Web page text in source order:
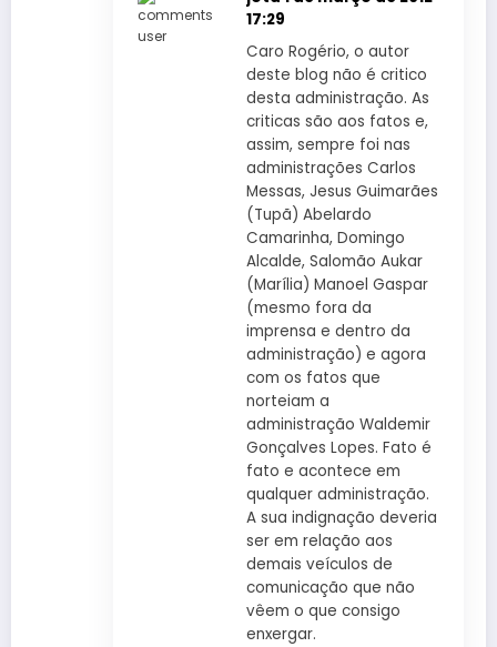
17:29
Caro Rogério, o autor
deste blog não é critico
desta administração. As
criticas são aos fatos e,
assim, sempre foi nas
administrações Carlos
Messas, Jesus Guimarães
(Tupã) Abelardo
Camarinha, Domingo
Alcalde, Salomão Aukar
(Marília) Manoel Gaspar
(mesmo fora da
imprensa e dentro da
administração) e agora
com os fatos que
norteiam a
administração Waldemir
Gonçalves Lopes. Fato é
fato e acontece em
qualquer administração.
A sua indignação deveria
ser em relação aos
demais veículos de
comunicação que não
vêem o que consigo
enxergar.